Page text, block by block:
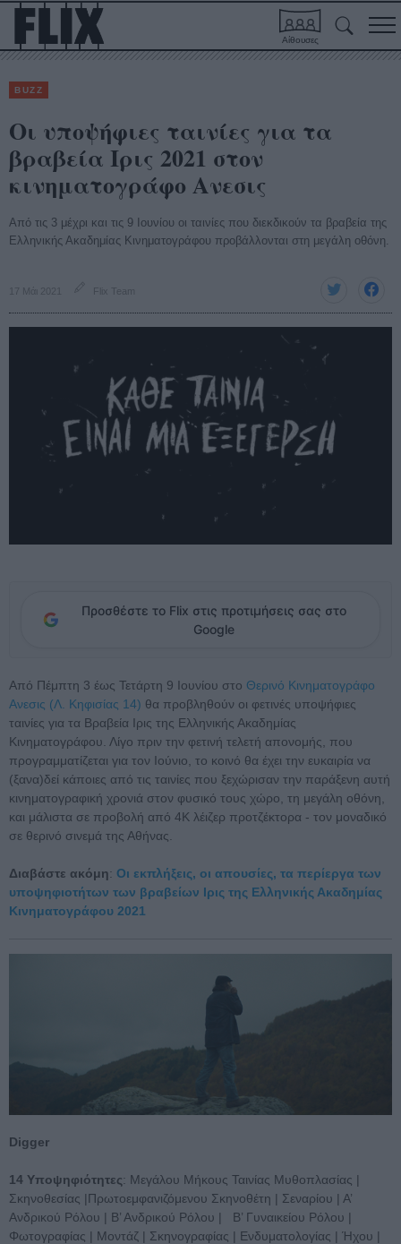
Αίθουσες
BUZZ
Οι υποψήφιες ταινίες για τα
βραβεία Ιρις 2021 στον
κινηματογράφο Ανεσις
Από τις 3 μέχρι και τις 9 Ιουνίου οι ταινίες που διεκδικούν τα βραβεία της
Ελληνικής Ακαδημίας Κινηματογράφου προβάλλονται στη μεγάλη οθόνη.
17 Μάι 2021 Flix Team
Προσθέστε το Flix στις προτιμήσεις σας στο
Google
Από Πέμπτη 3 έως Τετάρτη 9 Ιουνίου στο Θερινό Κινηματογράφο
Aνεσις (Λ. Κηφισίας 14) θα προβληθούν οι φετινές υποψήφιες
ταινίες για τα Βραβεία Ιρις της Ελληνικής Ακαδημίας
Κινηματογράφου. Λίγο πριν την φετινή τελετή απονομής, που
προγραμματίζεται για τον Ιούνιο, το κοινό θα έχει την ευκαιρία να
(ξανα)δεί κάποιες από τις ταινίες που ξεχώρισαν την παράξενη αυτή
κινηματογραφική χρονιά στον φυσικό τους χώρο, τη μεγάλη οθόνη,
και μάλιστα σε προβολή από 4Κ λέιζερ προτζέκτορα - τον μοναδικό
σε θερινό σινεμά της Αθήνας.
Διαβάστε ακόμη: Οι εκπλήξεις, οι απουσίες, τα περίεργα των
υποψηφιοτήτων των βραβείων Ιρις της Ελληνικής Ακαδημίας
Κινηματογράφου 2021
Digger
14 Υποψηφιότητες: Μεγάλου Μήκους Ταινίας Μυθοπλασίας |
Σκηνοθεσίας |Πρωτοεμφανιζόμενου Σκηνοθέτη | Σεναρίου | Α’
Ανδρικού Ρόλου | Β’ Ανδρικού Ρόλου | Β’ Γυναικείου Ρόλου |
Φωτογραφίας | Μοντάζ | Σκηνογραφίας | Ενδυματολογίας | Ήχου |